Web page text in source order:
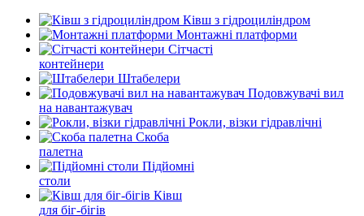
Ківш з гідроциліндром
Монтажні платформи
Сітчасті
контейнери
Штабелери
Подовжувачі вил
на навантажувач
Рокли, візки гідравлічні
Скоба
палетна
Підйомні
столи
Ківш
для біг-бігів